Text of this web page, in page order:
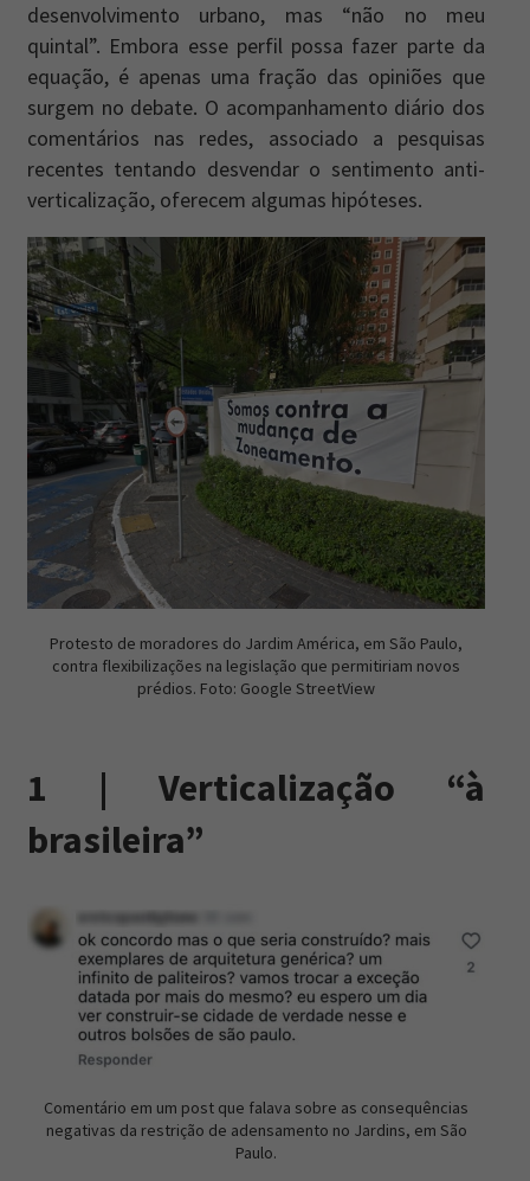
desenvolvimento urbano, mas “não no meu
quintal”. Embora esse perfil possa fazer parte da
equação, é apenas uma fração das opiniões que
surgem no debate. O acompanhamento diário dos
comentários nas redes, associado a pesquisas
recentes tentando desvendar o sentimento anti-
verticalização, oferecem algumas hipóteses.
Protesto de moradores do Jardim América, em São Paulo,
contra flexibilizações na legislação que permitiriam novos
prédios. Foto: Google StreetView
1 | Verticalização “à
brasileira”
Comentário em um post que falava sobre as consequências
negativas da restrição de adensamento no Jardins, em São
Paulo.